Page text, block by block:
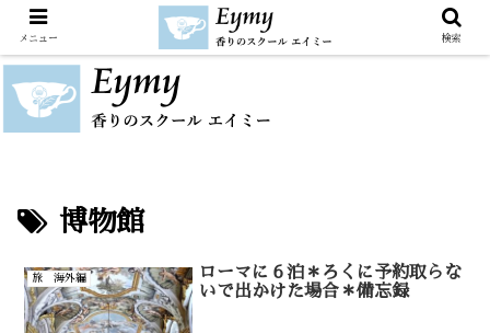
博物館
旅 海外編
ローマに６泊＊ろくに予約取らな
いで出かけた場合＊備忘録
メニュー 検索